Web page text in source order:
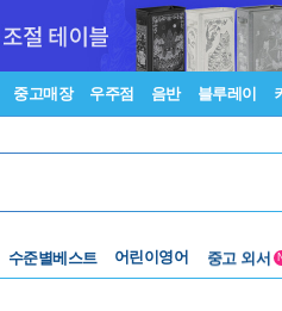
중고매장 우주점 음반 블루레이
수준별베스트
어린이영어
중고 외서
N